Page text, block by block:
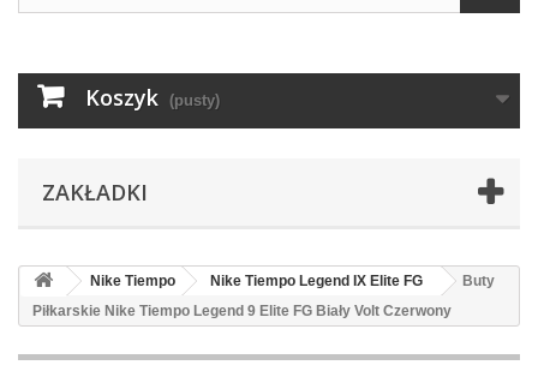
Koszyk (pusty)
ZAKŁADKI
Nike Tiempo Nike Tiempo Legend IX Elite FG
Buty
Piłkarskie Nike Tiempo Legend 9 Elite FG Biały Volt Czerwony